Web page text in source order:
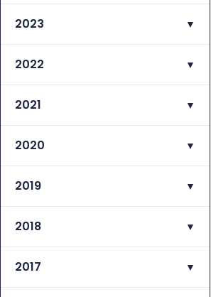
2023 ▼
2022 ▼
2021 ▼
2020 ▼
2019 ▼
2018 ▼
2017 ▼